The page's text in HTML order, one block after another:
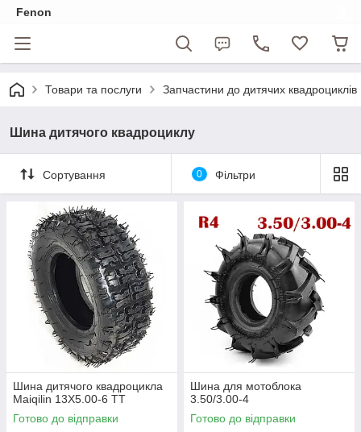
Fenon
Товари та послуги Запчастини до дитячих квадроциклів
Шина дитячого квадроциклу
Сортування 0 Фільтри
Шина дитячого квадроцикла
Maiqilin 13X5.00-6 TT
Готово до відправки
Шина для мотоблока
3.50/3.00-4
Готово до відправки